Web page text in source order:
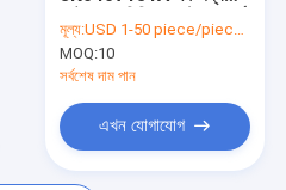
মূল্য:USD 1-50 piece/pieces
MOQ:10
সর্বশেষ দাম পান
এখন যোগাযোগ